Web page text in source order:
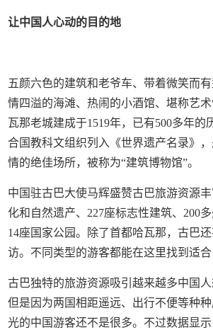
让中国人心动的目的地
五颜六色的建筑和老爷车、带着微笑而
情四溢的海滩、热闹的小酒馆、堪称艺
瓦那老城建成于1519年，已有500多年的
合国教科文组织列入《世界遗产名录》
情的绝佳场所，被称为“建筑博物馆”。
中国驻古巴大使马辉盛赞古巴旅游资源
化和自然遗产、227座标志性建筑、200
14座国家公园。除了首都哈瓦那，古巴
访。不同类型的游客都能在这里找到适合
古巴独特的旅游资源吸引越来越多中国人
但是因为两国相距遥远、出行不便等种
光的中国游客还不是很多。不过数据显示